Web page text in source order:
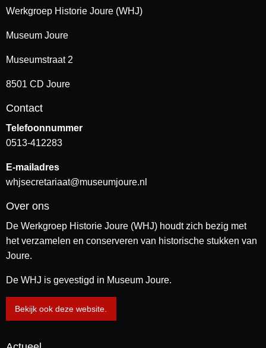
Werkgroep Historie Joure (WHJ)
Museum Joure
Museumstraat 2
8501 CD Joure
Contact
Telefoonnummer
0513-412283
E-mailadres
whjsecretariaat@museumjoure.nl
Over ons
De Werkgroep Historie Joure (WHJ) houdt zich bezig met
het verzamelen en conserveren van historische stukken van
Joure.
De WHJ is gevestigd in Museum Joure.
Bekijk ook deze website.